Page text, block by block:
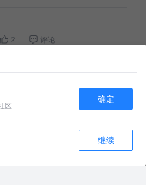
2 评论
？阻中国统一者，中方依法追责 【抖音
全球 #青年创作者成长计划#优质创作
区
确定
继续